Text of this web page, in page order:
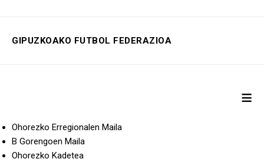
GIPUZKOAKO FUTBOL FEDERAZIOA
≡
Ohorezko Erregionalen Maila
B Gorengoen Maila
Ohorezko Kadetea